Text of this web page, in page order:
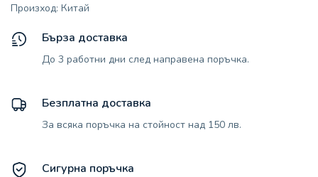
Произход: Китай
Бърза доставка
До 3 работни дни след направена поръчка.
Безплатна доставка
За всяка поръчка на стойност над 150 лв.
Сигурна поръчка